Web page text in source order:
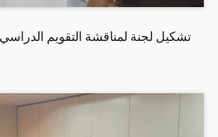
تشكيل لجنة لمناقشة التقويم الدراسي